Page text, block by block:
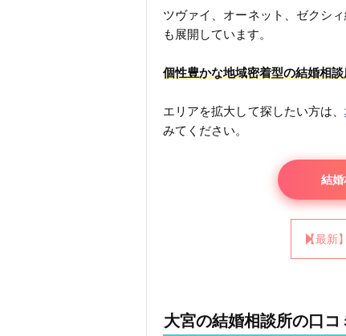
ツヴァイ、オーネット、ゼクシ
も展開しています。
個性豊かな地域密着型の結婚相談
エリアを拡大して探したい方は、
みてください。
結婚
【最新
大宮の結婚相談所の口コ